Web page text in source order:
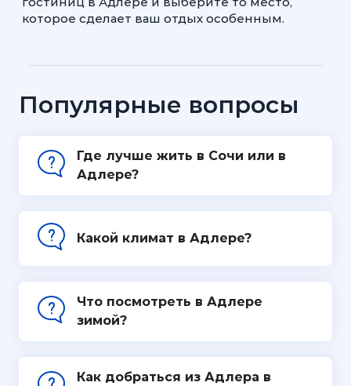
которое сделает ваш отдых особенным.
Популярные вопросы
Где лучше жить в Сочи или в
Адлере?
Какой климат в Адлере?
Что посмотреть в Адлере
зимой?
Как добраться из Адлера в